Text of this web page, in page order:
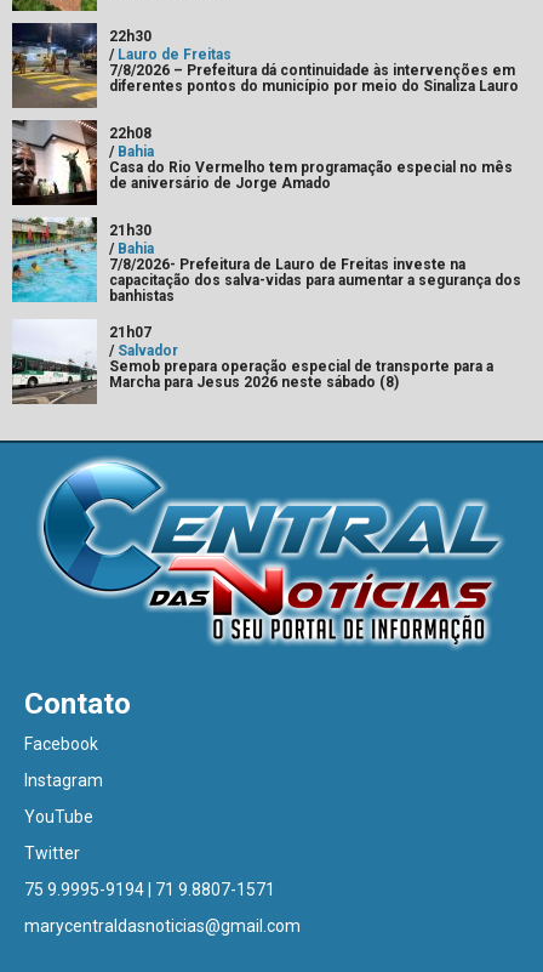
22h30
/ Lauro de Freitas
7/8/2026 – Prefeitura dá continuidade às intervenções em
diferentes pontos do município por meio do Sinaliza Lauro
22h08
/ Bahia
Casa do Rio Vermelho tem programação especial no mês
de aniversário de Jorge Amado
21h30
/ Bahia
7/8/2026- Prefeitura de Lauro de Freitas investe na
capacitação dos salva-vidas para aumentar a segurança dos
banhistas
21h07
/ Salvador
Semob prepara operação especial de transporte para a
Marcha para Jesus 2026 neste sábado (8)
Contato
Facebook
Instagram
YouTube
Twitter
75 9.9995-9194 | 71 9.8807-1571
marycentraldasnoticias@gmail.com